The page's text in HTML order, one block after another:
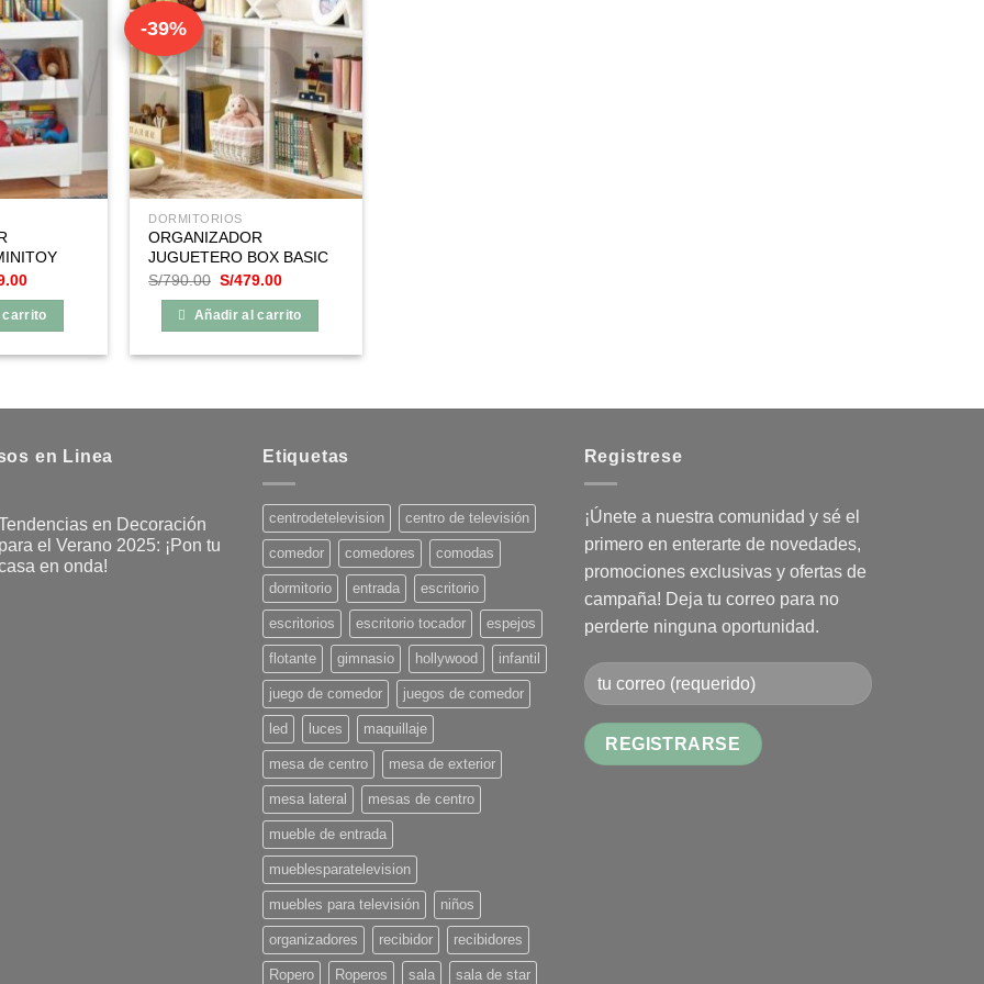
El
actual
es:
carrito
-39%
DORMITORIOS
ORGANIZADOR
JUGUETERO BOX BASIC
S/790.00 El
original
era:
S/479.00El
actual
es:
Añadir al carrito
en Linea
en Decoración
para el Verano 2025: ¡Pon tu
en onda!
Etiquetas
centrodetelevision centro de televisión
comedor comedores comodas
dormitorio entrada escritorio
escritorios escritorio tocador espejos
flotante gimnasio hollywood infantil
juego de comedor juegos de comedor
led luces maquillaje
mesa de centro mesa de exterior
mesa lateral mesas de centro
mueble de entrada
mueblesparatelevision
muebles para televisión niños
organizadores recibidor recibidores
Ropero Roperos sala sala de star
Registrese
¡Únete a nuestra comunidad y sé el
primero en enterarte de novedades,
promociones exclusivas y ofertas de
campaña! Deja tu correo para no
perderte ninguna oportunidad.